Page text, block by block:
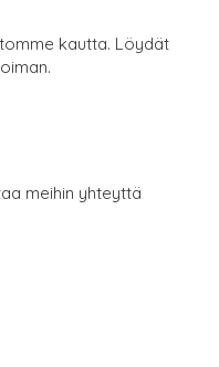
kautta. Löydät
meihin yhteyttä